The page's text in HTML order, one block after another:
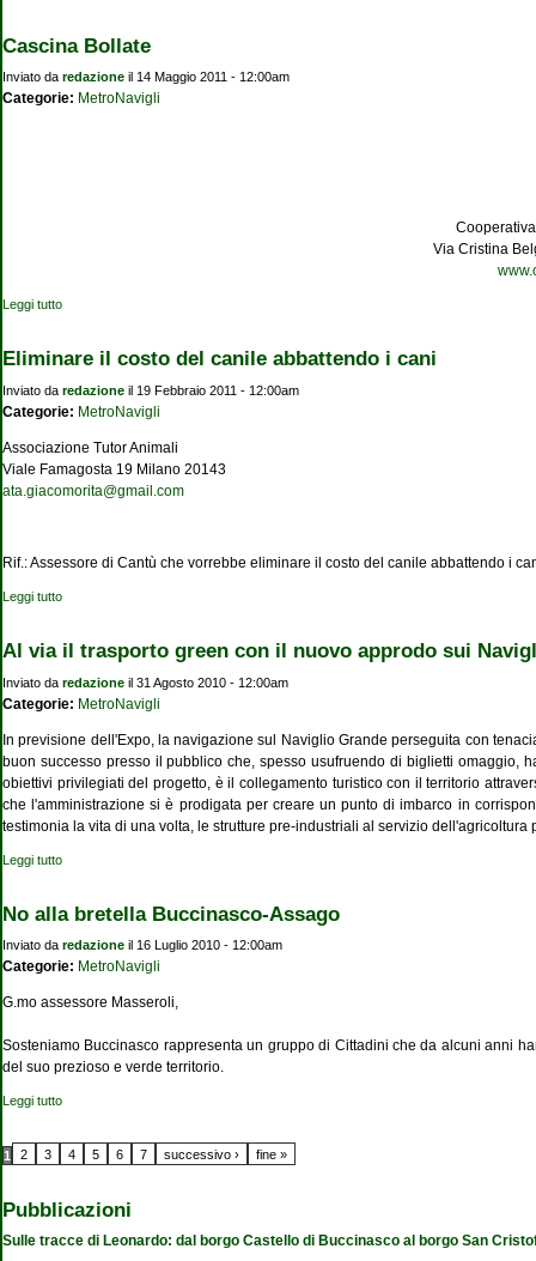
Cascina Bollate
Inviato da redazione il 14 Maggio 2011 - 12:00am
Categorie: MetroNavigli
Via Cristina
Leggi tutto
Eliminare il costo del canile abbattendo i cani
Inviato da redazione il 19 Febbraio 2011 - 12:00am
Categorie: MetroNavigli
Associazione Tutor Animali
Viale Famagosta 19 Milano 20143
ata.giacomorita@gmail.com
Rif.: Assessore di Cantù che vorrebbe eliminare il costo del canile abbattendo i
Leggi tutto
Al via il trasporto green con il nuovo approdo sui
Inviato da redazione il 31 Agosto 2010 - 12:00am
Categorie: MetroNavigli
In previsione dell'Expo, la navigazione sul Naviglio Grande perseguita con
buon successo presso il pubblico che, spesso usufruendo di biglietti omaggio,
obiettivi privilegiati del progetto, è il collegamento turistico con il territorio
che l'amministrazione si è prodigata per creare un punto di imbarco in
testimonia la vita di una volta, le strutture pre-industriali al servizio
Leggi tutto
No alla bretella Buccinasco-Assago
Inviato da redazione il 16 Luglio 2010 - 12:00am
Categorie: MetroNavigli
G.mo assessore Masseroli,
Sosteniamo Buccinasco rappresenta un gruppo di Cittadini che da alcuni anni
del suo prezioso e verde territorio.
Leggi tutto
Pagine
1 2 3 4 5 6 7 successivo › fine »
Pubblicazioni
Sulle tracce di Leonardo: dal borgo Castello di Buccinasco al borgo San